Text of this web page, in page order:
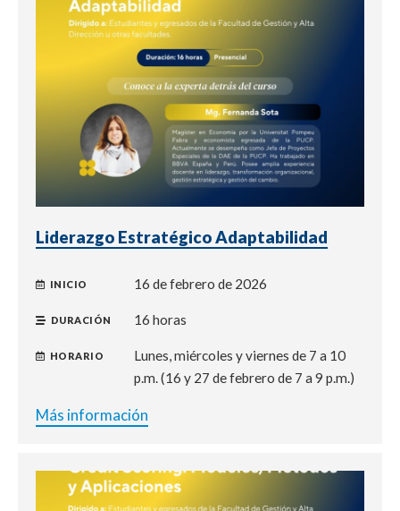
Liderazgo Estratégico Adaptabilidad
INICIO 16 de febrero de 2026
DURACIÓN 16 horas
HORARIO
Lunes, miércoles y viernes de 7 a 10
p.m. (16 y 27 de febrero de 7 a 9 p.m.)
Más información